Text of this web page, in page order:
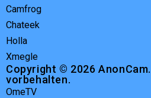
Camfrog
Chateek
Holla
Xmegle
Copyright © 2026
vorbehalten.
OmeTV